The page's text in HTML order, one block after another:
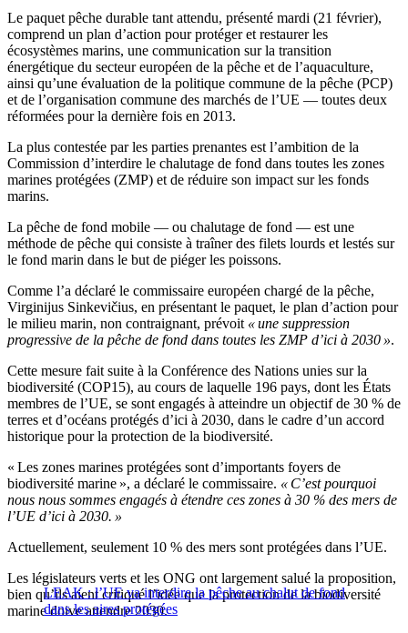
Le paquet pêche durable tant attendu, présenté mardi (21 février),
comprend un plan d’action pour protéger et restaurer les
écosystèmes marins, une communication sur la transition
énergétique du secteur européen de la pêche et de l’aquaculture,
ainsi qu’une évaluation de la politique commune de la pêche (PCP)
et de l’organisation commune des marchés de l’UE — toutes deux
réformées pour la dernière fois en 2013.
La plus contestée par les parties prenantes est l’ambition de la
Commission d’interdire le chalutage de fond dans toutes les zones
marines protégées (ZMP) et de réduire son impact sur les fonds
marins.
La pêche de fond mobile — ou chalutage de fond — est une
méthode de pêche qui consiste à traîner des filets lourds et lestés sur
le fond marin dans le but de piéger les poissons.
Comme l’a déclaré le commissaire européen chargé de la pêche,
Virginijus Sinkevičius, en présentant le paquet, le plan d’action pour
le milieu marin, non contraignant, prévoit « une suppression
progressive de la pêche de fond dans toutes les ZMP d’ici à 2030 ».
Cette mesure fait suite à la Conférence des Nations unies sur la
biodiversité (COP15), au cours de laquelle 196 pays, dont les États
membres de l’UE, se sont engagés à atteindre un objectif de 30 % de
terres et d’océans protégés d’ici à 2030, dans le cadre d’un accord
historique pour la protection de la biodiversité.
« Les zones marines protégées sont d’importants foyers de
biodiversité marine », a déclaré le commissaire. « C’est pourquoi
nous nous sommes engagés à étendre ces zones à 30 % des mers de
l’UE d’ici à 2030. »
Actuellement, seulement 10 % des mers sont protégées dans l’UE.
LEAK : l’UE va interdire la pêche au chalut de fond
dans les aires protégées
Les législateurs verts et les ONG ont largement salué la proposition,
bien qu’ils aient critiqué l’idée que la protection de la biodiversité
marine doive attendre 2030.